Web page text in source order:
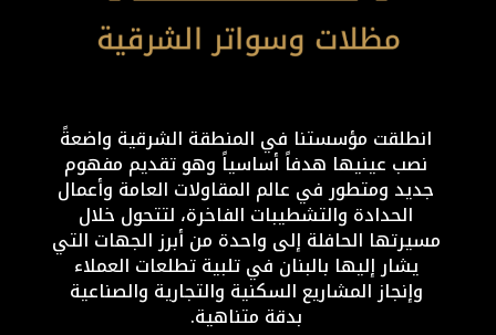
انطلقت مؤسستنا في المنطقة الشرقية واضعةً
نصب عينيها هدفاً أساسياً وهو تقديم مفهوم
جديد ومتطور في عالم المقاولات العامة وأعمال
الحدادة والتشطيبات الفاخرة، لتتحول خلال
مسيرتها الحافلة إلى واحدة من أبرز الجهات التي
يشار إليها بالبنان في تلبية تطلعات العملاء
وإنجاز المشاريع السكنية والتجارية والصناعية
بدقة متناهية.